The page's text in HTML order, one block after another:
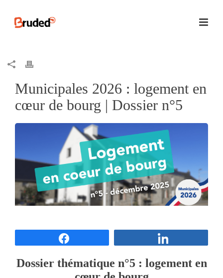
Municipales 2026 : logement en
cœur de bourg | Dossier n°5
Dossier thématique n°5 : logement en